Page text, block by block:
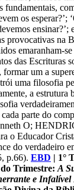
fundamentais,
os esperar?’;
ensinar?’;
provocativas na
emaranham-
das Escrituras
um a
uma filosofia
a estrutura
parte do
O;
o Educador
do verdadeiro
p.66). EBD | 1°
Trimestre: A
e Infalível